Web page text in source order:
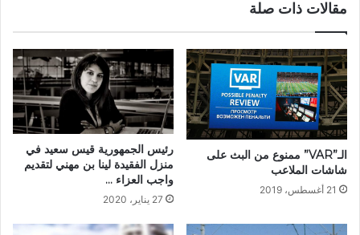
مقالات ذات صلة
الـ”VAR” ممنوع من البث على
شاشات الملاعب
21 أغسطس، 2019
رئيس الجمهورية قيس سعيد في
منزل الفقيدة لينا بن مهني لتقديم
واجب العزاء …
27 يناير، 2020